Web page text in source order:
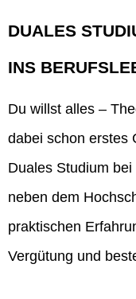
DUALES
INS
Du willst alles –
dabei schon erstes
Duales Studium
neben dem
praktischen
Vergütung und